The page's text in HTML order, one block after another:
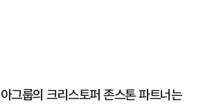
그룹의 크리스토퍼 존스톤 파트너는